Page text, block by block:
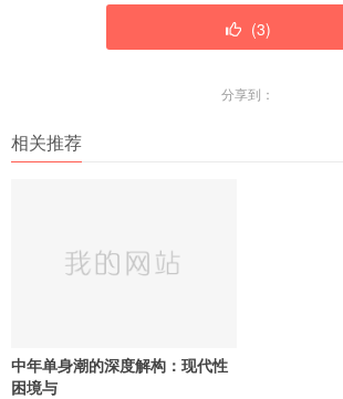
(3)
分享到：
相关推荐
中年单身潮的深度解构：现代性
困境与